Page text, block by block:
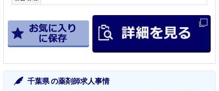
千葉県 の薬剤師求人事情